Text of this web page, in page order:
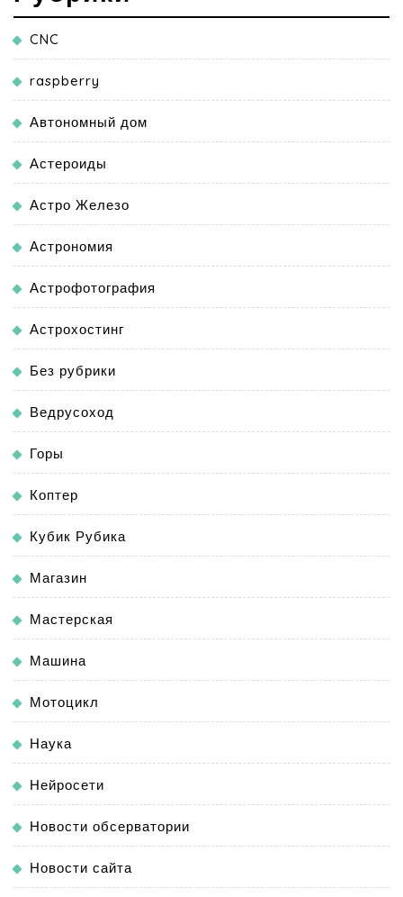
CNC
raspberry
Автономный дом
Астероиды
Астро Железо
Астрономия
Астрофотография
Астрохостинг
Без рубрики
Ведрусоход
Горы
Коптер
Кубик Рубика
Магазин
Мастерская
Машина
Мотоцикл
Наука
Нейросети
Новости обсерватории
Новости сайта